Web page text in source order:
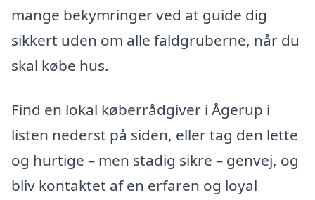
mange bekymringer ved at guide dig
sikkert uden om alle faldgruberne, når du
skal købe hus.
Find en lokal køberrådgiver i Ågerup i
listen nederst på siden, eller tag den lette
og hurtige – men stadig sikre – genvej, og
bliv kontaktet af en erfaren og loyal